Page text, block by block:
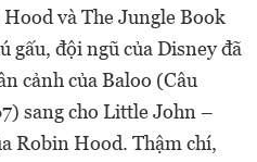
và The Jungle Book
gấu, đội ngũ của Disney đã
cảnh của Baloo (Câu
sang cho Little John –
Robin Hood. Thậm chí,